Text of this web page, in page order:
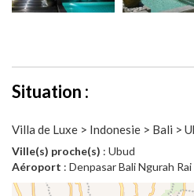
Situation :
Villa de Luxe > Indonesie > Bali >
Ville(s) proche(s) : Ubud
Aéroport : Denpasar Bali Ngurah